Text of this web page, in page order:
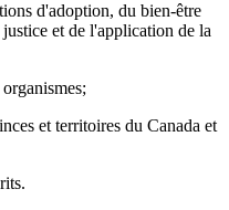
d'adoption, du bien-être
et de l'application de la
et territoires du Canada et